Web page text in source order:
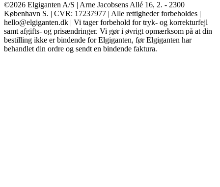
©2026 Elgiganten A/S | Arne Jacobsens Allé 16, 2. - 2300
København S. | CVR: 17237977 | Alle rettigheder forbeholdes |
hello@elgiganten.dk | Vi tager forbehold for tryk- og korrekturfejl
samt afgifts- og prisændringer. Vi gør i øvrigt opmærksom på at din
bestilling ikke er bindende for Elgiganten, før Elgiganten har
behandlet din ordre og sendt en bindende faktura.